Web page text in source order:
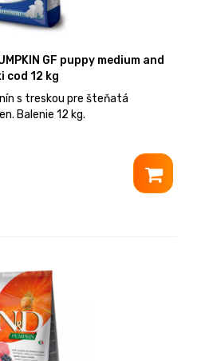
GF puppy medium and
cod 12 kg
s treskou pre šteňatá
Balenie 12 kg.